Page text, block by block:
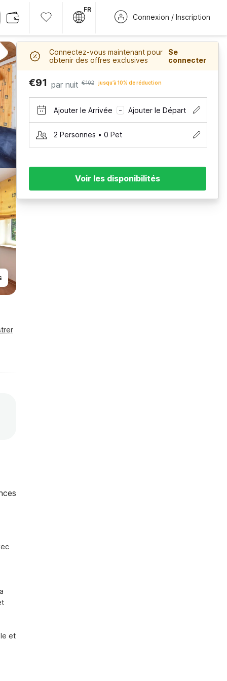
FR
Connexion / Inscription
et
Connectez-vous maintenant pour
obtenir des offres exclusives
Se
connecter
€91 par nuit €102 jusqu’à 10% de réduction
Ajouter le Arrivée – Ajouter le Départ
2 Personnes • 0 Pet
Voir les disponibilités